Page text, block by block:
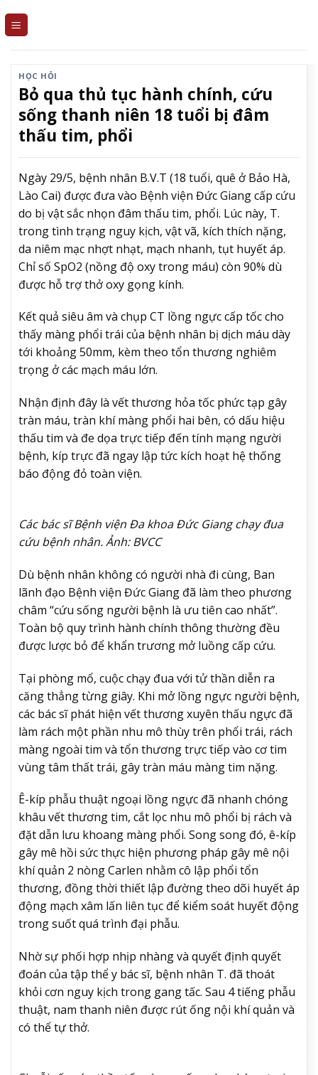
HỌC HỎI
Bỏ qua thủ tục hành chính, cứu
sống thanh niên 18 tuổi bị đâm
thấu tim, phổi
Ngày 29/5, bệnh nhân B.V.T (18 tuổi, quê ở Bảo Hà,
Lào Cai) được đưa vào Bệnh viện Đức Giang cấp cứu
do bị vật sắc nhọn đâm thấu tim, phổi. Lúc này, T.
trong tình trạng nguy kịch, vật vã, kích thích nặng,
da niêm mạc nhợt nhạt, mạch nhanh, tụt huyết áp.
Chỉ số SpO2 (nồng độ oxy trong máu) còn 90% dù
được hỗ trợ thở oxy gọng kính.
Kết quả siêu âm và chụp CT lồng ngực cấp tốc cho
thấy màng phổi trái của bệnh nhân bị dịch máu dày
tới khoảng 50mm, kèm theo tổn thương nghiêm
trọng ở các mạch máu lớn.
Nhận định đây là vết thương hỏa tốc phức tạp gây
tràn máu, tràn khí màng phổi hai bên, có dấu hiệu
thấu tim và đe dọa trực tiếp đến tính mạng người
bệnh, kíp trực đã ngay lập tức kích hoạt hệ thống
báo động đỏ toàn viện.
Các bác sĩ Bệnh viện Đa khoa Đức Giang chạy đua
cứu bệnh nhân. Ảnh: BVCC
Dù bệnh nhân không có người nhà đi cùng, Ban
lãnh đạo Bệnh viện Đức Giang đã làm theo phương
châm “cứu sống người bệnh là ưu tiên cao nhất”.
Toàn bộ quy trình hành chính thông thường đều
được lược bỏ để khẩn trương mở luồng cấp cứu.
Tại phòng mổ, cuộc chạy đua với tử thần diễn ra
căng thẳng từng giây. Khi mở lồng ngực người bệnh,
các bác sĩ phát hiện vết thương xuyên thấu ngực đã
làm rách một phần nhu mô thùy trên phổi trái, rách
màng ngoài tim và tổn thương trực tiếp vào cơ tim
vùng tâm thất trái, gây tràn máu màng tim nặng.
Ê-kíp phẫu thuật ngoại lồng ngực đã nhanh chóng
khâu vết thương tim, cắt lọc nhu mô phổi bị rách và
đặt dẫn lưu khoang màng phổi. Song song đó, ê-kíp
gây mê hồi sức thực hiện phương pháp gây mê nội
khí quản 2 nòng Carlen nhằm cô lập phổi tổn
thương, đồng thời thiết lập đường theo dõi huyết áp
động mạch xâm lấn liên tục để kiểm soát huyết động
trong suốt quá trình đại phẫu.
Nhờ sự phối hợp nhịp nhàng và quyết định quyết
đoán của tập thể y bác sĩ, bệnh nhân T. đã thoát
khỏi cơn nguy kịch trong gang tấc. Sau 4 tiếng phẫu
thuật, nam thanh niên được rút ống nội khí quản và
có thể tự thở.